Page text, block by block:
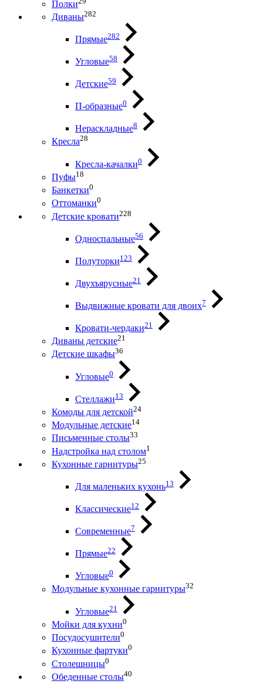
Полки
Диваны282
Прямые282
Угловые58
Детские59
П-образные0
Нераскладные8
Кресла28
Кресла-качалки0
Пуфы18
Банкетки0
Оттоманки0
Детские кровати228
Односпальные56
Полуторки123
Двухъярусные21
Выдвижные кровати для двоих7
Кровати-чердаки21
Диваны детские21
Детские шкафы36
Угловые0
Стеллажи13
Комоды для детской24
Модульные детские14
Письменные столы33
Надстройка над столом1
Кухонные гарнитуры25
Для маленьких кухонь13
Классические12
Современные7
Прямые22
Угловые0
Модульные кухонные гарнитуры32
Угловые21
Мойки для кухни0
Посудосушители0
Кухонные фартуки0
Столешницы0
Обеденные столы40